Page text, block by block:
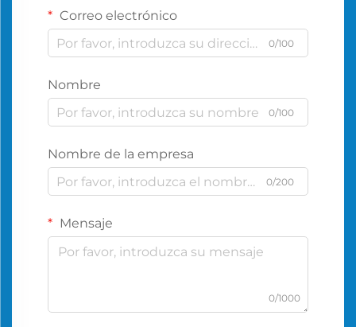
Correo electrónico
0/100
Nombre
0/100
Nombre de la empresa
0/200
Mensaje
0/1000